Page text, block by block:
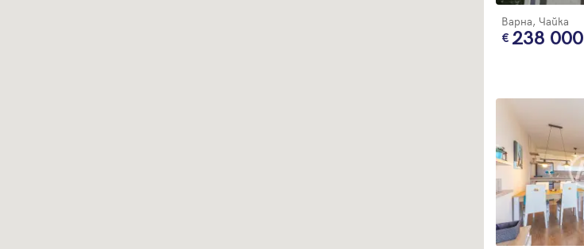
Варна, Чайка
238 000